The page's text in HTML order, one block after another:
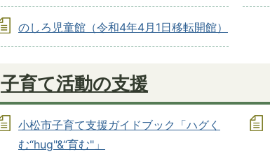
のしろ児童館（令和4年4月1日移転開館）
子育て活動の支援
小松市子育て支援ガイドブック「ハグく
む“hug"&“育む"」